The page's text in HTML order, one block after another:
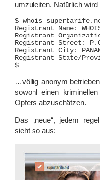
umzuleiten. Natürlich
$ whois
Registrant Name:
Registrant
Registrant Street:
Registrant City:
Registrant State/
…völlig anonym
sowohl einen
Opfers abzuschätzen.
Das „neue“, jedem
sieht so aus: